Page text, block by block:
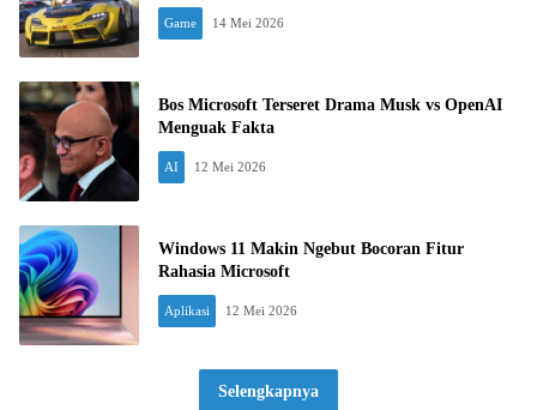
Game 14 Mei 2026
Bos Microsoft Terseret Drama Musk vs OpenAI
Menguak Fakta
AI 12 Mei 2026
Windows 11 Makin Ngebut Bocoran Fitur
Rahasia Microsoft
Aplikasi 12 Mei 2026
Selengkapnya